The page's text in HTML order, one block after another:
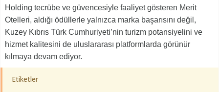
Holding tecrübe ve güvencesiyle faaliyet gösteren Merit
Otelleri, aldığı ödüllerle yalnızca marka başarısını değil,
Kuzey Kıbrıs Türk Cumhuriyeti’nin turizm potansiyelini ve
hizmet kalitesini de uluslararası platformlarda görünür
kılmaya devam ediyor.
Etiketler